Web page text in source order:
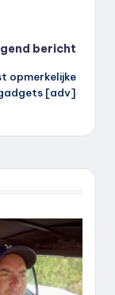
bericht
opmerkelijke
[adv]